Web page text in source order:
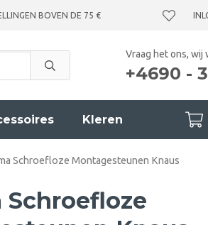
BOVEN DE 75 €
Vraag het ons, wij
+4690 -
Kleren
Schroefloze Montagesteunen Knaus
Schroefloze